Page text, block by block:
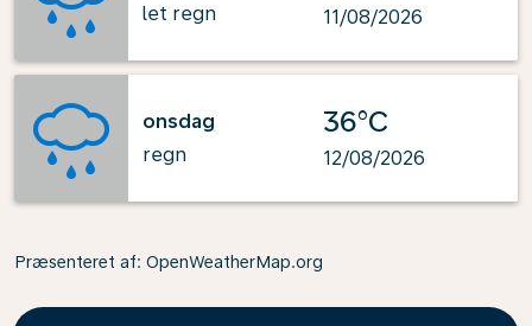
let regn
11/08/2026
onsdag
regn
36°C
12/08/2026
Præsenteret af: OpenWeatherMap.org